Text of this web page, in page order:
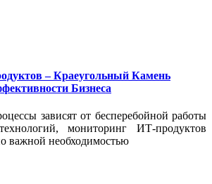
– Краеугольный Камень
Бизнеса
зависят от бесперебойной работы
мониторинг ИТ-продуктов
важной необходимостью